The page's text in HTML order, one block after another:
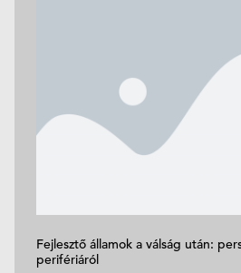
Fejlesztő államok a válság után:
perifériáról